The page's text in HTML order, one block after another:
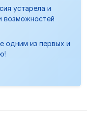
устарела и
возможностей
одним из первых и